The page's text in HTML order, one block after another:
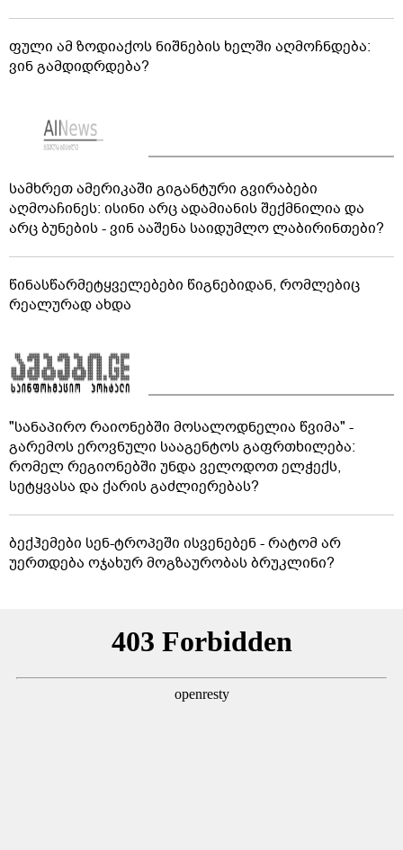
ფული ამ ზოდიაქოს ნიშნების ხელში აღმოჩნდება:
ვინ გამდიდრდება?
სამხრეთ ამერიკაში გიგანტური გვირაბები
აღმოაჩინეს: ისინი არც ადამიანის შექმნილია და
არც ბუნების - ვინ ააშენა საიდუმლო ლაბირინთები?
წინასწარმეტყველებები წიგნებიდან, რომლებიც
რეალურად ახდა
"სანაპირო რაიონებში მოსალოდნელია წვიმა" -
გარემოს ეროვნული სააგენტოს გაფრთხილება:
რომელ რეგიონებში უნდა ველოდოთ ელჭექს,
სეტყვასა და ქარის გაძლიერებას?
ბექჰემები სენ-ტროპეში ისვენებენ - რატომ არ
უერთდება ოჯახურ მოგზაურობას ბრუკლინი?